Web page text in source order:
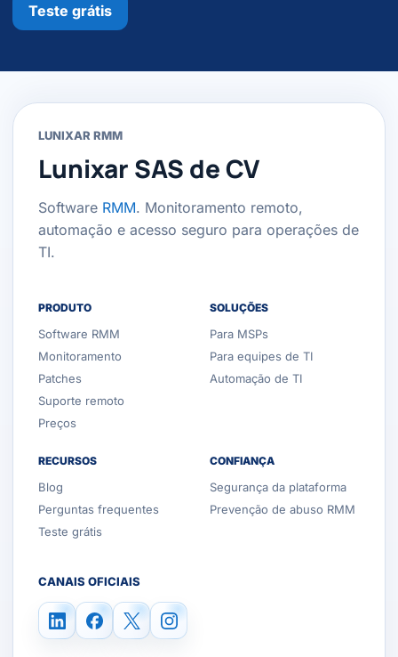
Teste grátis
LUNIXAR RMM
Lunixar SAS de CV
Software RMM. Monitoramento remoto,
automação e acesso seguro para operações de
TI.
PRODUTO
Software RMM
Monitoramento
Patches
Suporte remoto
Preços
SOLUÇÕES
Para MSPs
Para equipes de TI
Automação de TI
RECURSOS
Blog
Perguntas frequentes
Teste grátis
CONFIANÇA
Segurança da plataforma
Prevenção de abuso RMM
CANAIS OFICIAIS